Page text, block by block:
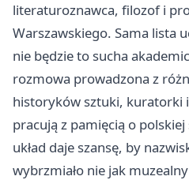
literaturoznawca, filozof i
Warszawskiego. Sama lista
nie będzie to sucha
rozmowa prowadzona z
historyków sztuki, kuratorki
pracują z pamięcią o polskiej
układ daje szansę, by
wybrzmiało nie jak